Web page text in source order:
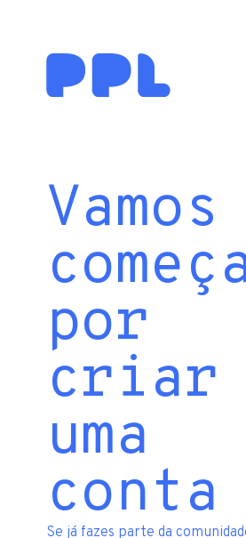
Vamos
por
criar
uma
conta
Se já fazes parte da